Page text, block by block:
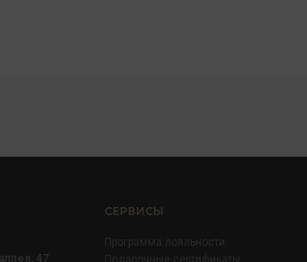
47
СЕРВИСЫ
Программа лояльности
Подарочные сертификаты